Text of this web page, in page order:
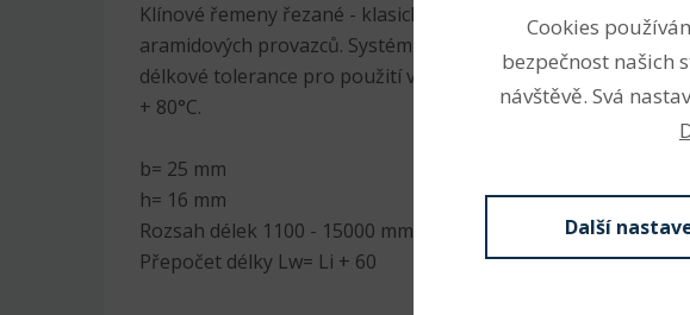
Klínové řemeny řezané - klasické profil 25 s tažnou částí z
aramidových provazců. Systém L=L (od 1000 mm Li)
délkové tolerance pro použití v sadě. Odolnost vůči teplotám
+ 80°C.
b= 25 mm
h= 16 mm
Rozsah délek 1100 - 15000 mm
Přepočet délky Lw= Li + 60
Cookies
bezpečnost našich
návštěvě. Svá
Další